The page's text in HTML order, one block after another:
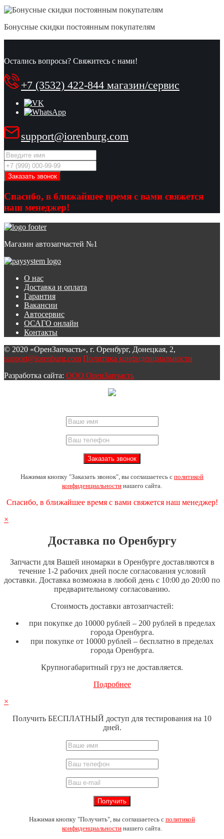
Бонусные скидки постоянным покупателям
Остались вопросы? Свяжитесь с нами!
+7 (3532) 422-844 магазин/сервис
support@iorenburg.com
Спасибо, в ближайшее время с вами свяжется
наш менеджер!
Магазин автозапчастей №1
О нас
Доставка и оплата
Гарантия
Вакансии
Автосервис
ОСАГО онлайн
Контакты
© 2020 «ОренЗапчасть», г. Оренбург, Донецкая, 2,
support@iorenburg.com Политика конфиденциальности
Разработка сайта: ООО ОренЗапчасть
Нажимая кнопку "Заказать звонок", вы соглашаетесь с политикой
конфиденциальности нашего сайта.
Спасибо, в ближайшее время с вами свяжется наш менеджер!
×
Доставка по Оренбургу
Запчасти для Вашей иномарки в Оренбурге доставляются в
течение 1-2 рабочих дней после согласования условий
доставки. Доставка возможна в любой день с 10:00 до 20:00 по
предварительному согласованию.
Стоимость доставки автозапчастей:
при покупке до 10000 рублей – 200 рублей в пределах
города Оренбурга.
при покупке от 10000 рублей – бесплатно в пределах
города Оренбурга.
Крупногабаритный груз не доставляется.
Подробнее
×
Получить БЕСПЛАТНЫЙ доступ для тестирования на 10
дней.
Нажимая кнопку "Получить", вы соглашаетесь с политикой
конфиденциальности нашего сайта.